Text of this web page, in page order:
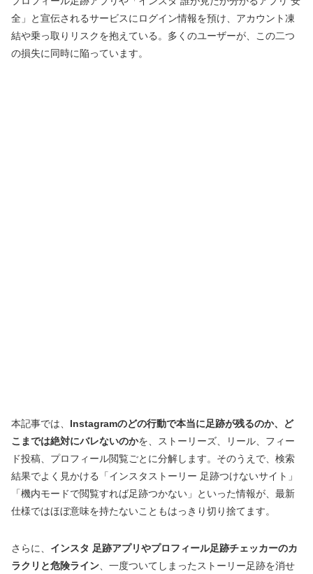
全」と宣伝されるサービスにログイン情報を預け、アカウント凍
結や乗っ取りリスクを抱えている。多くのユーザーが、この二つ
の損失に同時に陥っています。
本記事では、 Instagramのどの行動で本当に足跡が残るのか、ど
こまでは絶対にバレないのかを、ストーリーズ、リール、フィー
ド投稿、プロフィール閲覧ごとに分解します。そのうえで、検索
結果でよく見かける「インスタストーリー 足跡つけないサイト」
「機内モードで閲覧すれば足跡つかない」といった情報が、最新
仕様ではほぼ意味を持たないこともはっきり切り捨てます。
さらに、 インスタ 足跡アプリやプロフィール足跡チェッカーのカ
ラクリと危険ライン、一度ついてしまったストーリー足跡を消せ